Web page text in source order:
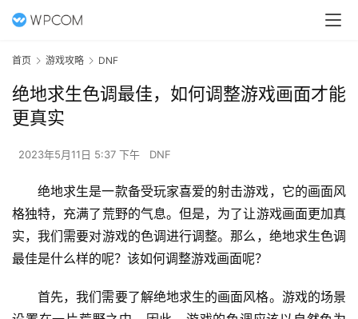
首页 游戏攻略 DNF
绝地求生色调最佳，如何调整游戏画面才能
更真实
2023年5月11日 5:37 下午 DNF
绝地求生是一款备受玩家喜爱的射击游戏，它的画面风
格独特，充满了荒野的气息。但是，为了让游戏画面更加真
实，我们需要对游戏的色调进行调整。那么，绝地求生色调
最佳是什么样的呢？该如何调整游戏画面呢？
首先，我们需要了解绝地求生的画面风格。游戏的场景